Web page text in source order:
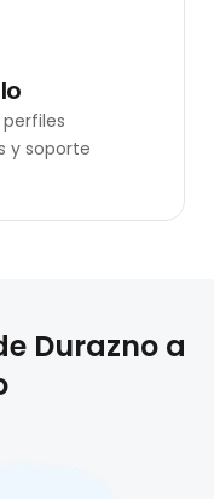
y soporte
Durazno a